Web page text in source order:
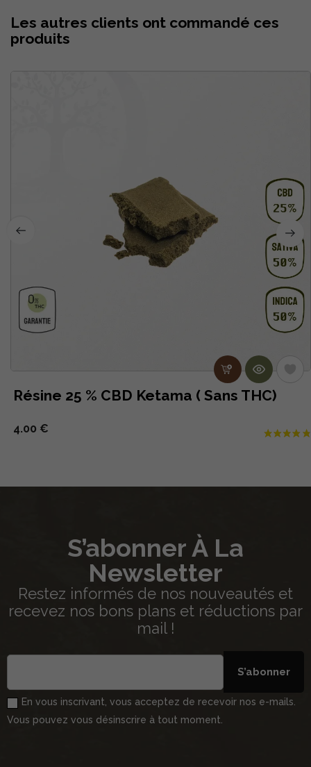
Les autres clients ont commandé ces
produits
Résine 25 % CBD Ketama ( Sans THC)
4.00 €
S’abonner À La
Newsletter
Restez informés de nos nouveautés et
recevez nos bons plans et réductions par
mail !
S’abonner
En vous inscrivant, vous acceptez de recevoir nos e-mails.
Vous pouvez vous désinscrire à tout moment.